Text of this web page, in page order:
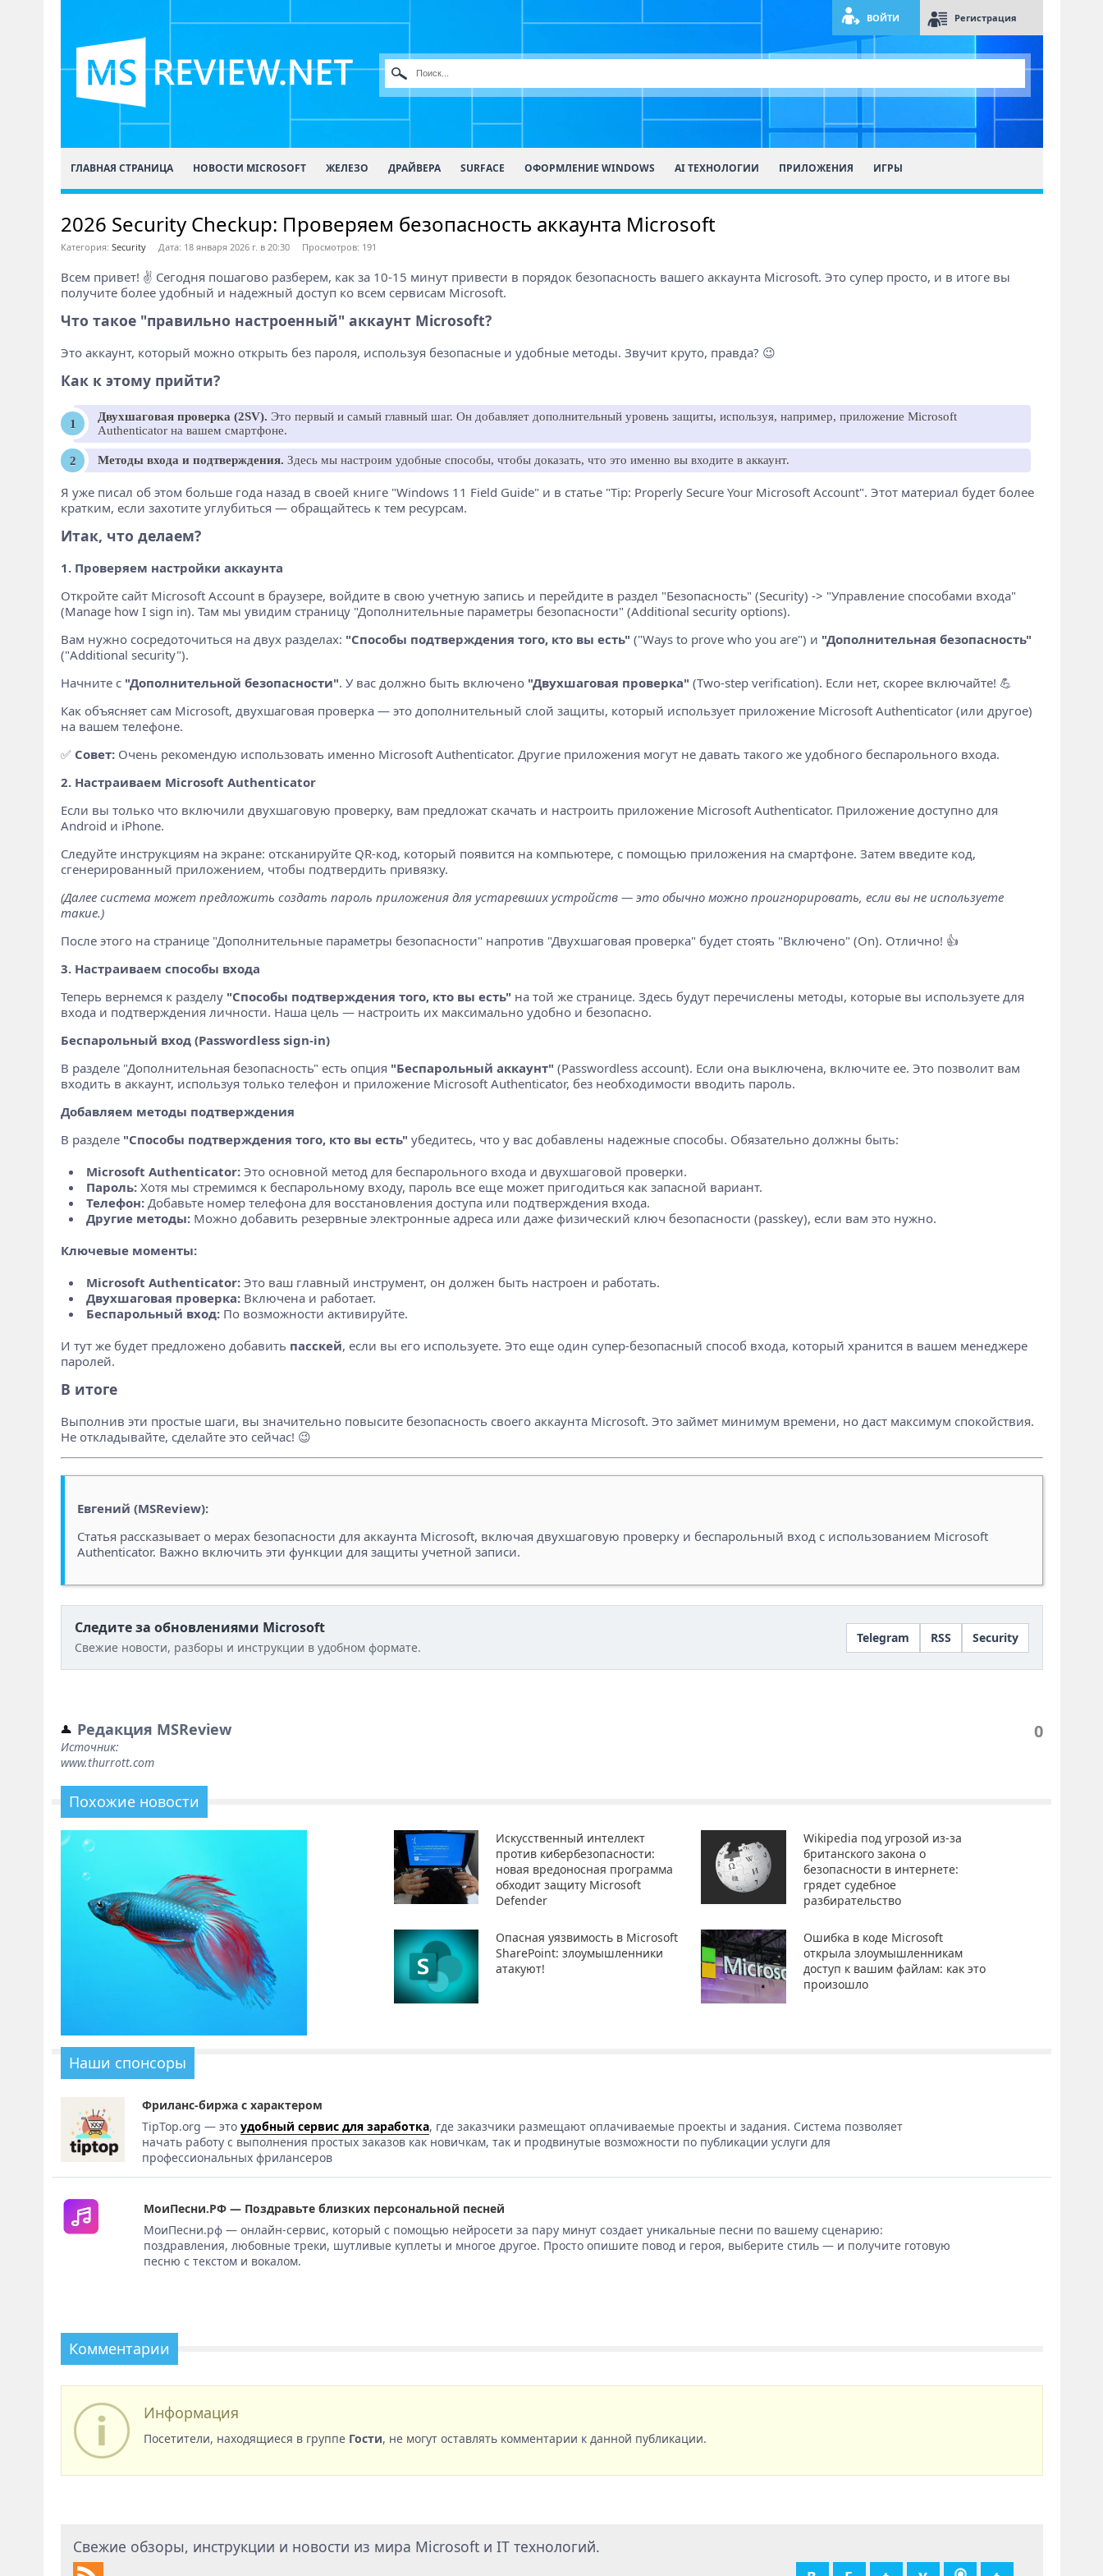
ВОЙТИ Регистрация
ГЛАВНАЯ СТРАНИЦА НОВОСТИ MICROSOFT ЖЕЛЕЗО ДРАЙВЕРА SURFACE ОФОРМЛЕНИЕ WINDOWS AI ТЕХНОЛОГИИ ПРИЛОЖЕНИЯ ИГРЫ
2026 Security Checkup: Проверяем безопасность аккаунта Microsoft
Категория: Security Дата: 18 января 2026 г. в 20:30 Просмотров: 191
Всем привет! ✌️ Сегодня пошагово разберем, как за 10-15 минут привести в порядок безопасность вашего аккаунта Microsoft. Это супер просто, и в итоге вы
получите более удобный и надежный доступ ко всем сервисам Microsoft.
Что такое "правильно настроенный" аккаунт Microsoft?
Это аккаунт, который можно открыть без пароля, используя безопасные и удобные методы. Звучит круто, правда? 😉
Как к этому прийти?
Двухшаговая проверка (2SV). Это первый и самый главный шаг. Он добавляет дополнительный уровень защиты, используя, например, приложение Microsoft
Authenticator на вашем смартфоне.
Методы входа и подтверждения. Здесь мы настроим удобные способы, чтобы доказать, что это именно вы входите в аккаунт.
Я уже писал об этом больше года назад в своей книге "Windows 11 Field Guide" и в статье "Tip: Properly Secure Your Microsoft Account". Этот материал будет более
кратким, если захотите углубиться — обращайтесь к тем ресурсам.
Итак, что делаем?
1. Проверяем настройки аккаунта
Откройте сайт Microsoft Account в браузере, войдите в свою учетную запись и перейдите в раздел "Безопасность" (Security) -> "Управление способами входа"
(Manage how I sign in). Там мы увидим страницу "Дополнительные параметры безопасности" (Additional security options).
Вам нужно сосредоточиться на двух разделах: "Способы подтверждения того, кто вы есть" ("Ways to prove who you are") и "Дополнительная безопасность"
("Additional security").
Начните с "Дополнительной безопасности". У вас должно быть включено "Двухшаговая проверка" (Two-step verification). Если нет, скорее включайте! 💪
Как объясняет сам Microsoft, двухшаговая проверка — это дополнительный слой защиты, который использует приложение Microsoft Authenticator (или другое)
на вашем телефоне.
✅ Совет:Очень рекомендую использовать именно Microsoft Authenticator. Другие приложения могут не давать такого же удобного беспарольного входа.
2. Настраиваем Microsoft Authenticator
Если вы только что включили двухшаговую проверку, вам предложат скачать и настроить приложение Microsoft Authenticator. Приложение доступно для
Android и iPhone.
Следуйте инструкциям на экране: отсканируйте QR-код, который появится на компьютере, с помощью приложения на смартфоне. Затем введите код,
сгенерированный приложением, чтобы подтвердить привязку.
(Далее система может предложить создать пароль приложения для устаревших устройств — это обычно можно проигнорировать, если вы не используете
такие.)
После этого на странице "Дополнительные параметры безопасности" напротив "Двухшаговая проверка" будет стоять "Включено" (On). Отлично! 👍
3. Настраиваем способы входа
Теперь вернемся к разделу "Способы подтверждения того, кто вы есть" на той же странице. Здесь будут перечислены методы, которые вы используете для
входа и подтверждения личности. Наша цель — настроить их максимально удобно и безопасно.
Беспарольный вход (Passwordless sign-in)
В разделе "Дополнительная безопасность" есть опция "Беспарольный аккаунт" (Passwordless account). Если она выключена, включите ее. Это позволит вам
входить в аккаунт, используя только телефон и приложение Microsoft Authenticator, без необходимости вводить пароль.
Добавляем методы подтверждения
В разделе "Способы подтверждения того, кто вы есть" убедитесь, что у вас добавлены надежные способы. Обязательно должны быть:
Microsoft Authenticator:Это основной метод для беспарольного входа и двухшаговой проверки.
Пароль:Хотя мы стремимся к беспарольному входу, пароль все еще может пригодиться как запасной вариант.
Телефон:Добавьте номер телефона для восстановления доступа или подтверждения входа.
Другие методы:Можно добавить резервные электронные адреса или даже физический ключ безопасности (passkey), если вам это нужно.
Ключевые моменты:
Microsoft Authenticator:Это ваш главный инструмент, он должен быть настроен и работать.
Двухшаговая проверка:Включена и работает.
Беспарольный вход:По возможности активируйте.
И тут же будет предложено добавить пасскей, если вы его используете. Это еще один супер-безопасный способ входа, который хранится в вашем менеджере
паролей.
В итоге
Выполнив эти простые шаги, вы значительно повысите безопасность своего аккаунта Microsoft. Это займет минимум времени, но даст максимум спокойствия.
Не откладывайте, сделайте это сейчас! 😉
Евгений (MSReview):
Статья рассказывает о мерах безопасности для аккаунта Microsoft, включая двухшаговую проверку и беспарольный вход с использованием Microsoft
Authenticator. Важно включить эти функции для защиты учетной записи.
Следите за обновлениями Microsoft
Свежие новости, разборы и инструкции в удобном формате.
Telegram RSS Security
Редакция MSReview
Источник:
www.thurrott.com
0
Похожие новости
Искусственный интеллект
против кибербезопасности:
новая вредоносная программа
обходит защиту Microsoft
Defender
Wikipedia под угрозой из-за
британского закона о
безопасности в интернете:
грядет судебное
разбирательство
Опасная уязвимость в Microsoft
SharePoint: злоумышленники
атакуют!
Ошибка в коде Microsoft
открыла злоумышленникам
доступ к вашим файлам: как это
произошло
Наши спонсоры
Фриланс-биржа с характером
TipTop.org — этоудобный сервис для заработка, где заказчики размещают оплачиваемые проекты и задания. Система позволяет
начать работу с выполнения простых заказов как новичкам, так и продвинутые возможности по публикации услуги для
профессиональных фрилансеров
МоиПесни.РФ — Поздравьте близких персональной песней
МоиПесни.рф — онлайн-сервис, который с помощью нейросети за пару минут создает уникальные песни по вашему сценарию:
поздравления, любовные треки, шутливые куплеты и многое другое. Просто опишите повод и героя, выберите стиль — и получите готовую
песню с текстом и вокалом.
Комментарии
Информация
Посетители, находящиеся в группе Гости, не могут оставлять комментарии к данной публикации.
Свежие обзоры, инструкции и новости из мира Microsoft и IT технологий.